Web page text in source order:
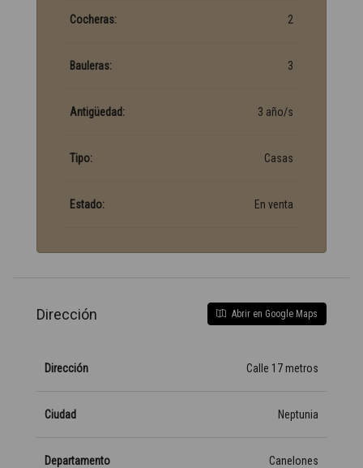
Cocheras: 2
Bauleras: 3
Antigüedad: 3 año/s
Tipo: Casas
Estado: En venta
Dirección Abrir en Google Maps
Dirección Calle 17 metros
Ciudad Neptunia
Departamento Canelones